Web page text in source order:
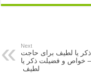
Next
یا لطیف برای حاجت
خواص و فضیلت ذکر یا
لطیف